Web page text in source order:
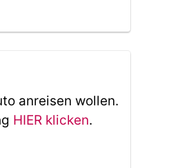
anreisen wollen.
HIER klicken.